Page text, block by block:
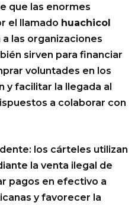
que las enormes
el llamado huachicol
las organizaciones
sirven para financiar
voluntades en los
y facilitar la llegada al
a colaborar con
los cárteles utilizan
la venta ilegal de
pagos en efectivo a
y favorecer la